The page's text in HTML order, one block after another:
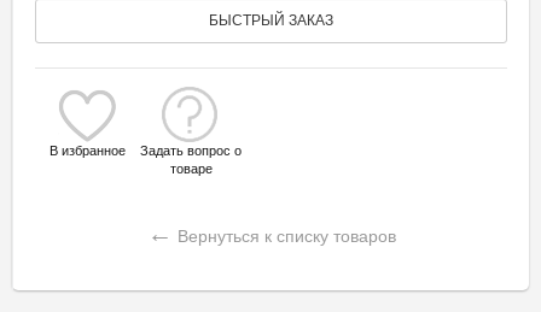
БЫСТРЫЙ ЗАКАЗ
В избранное
Задать вопрос о
товаре
← Вернуться к списку товаров